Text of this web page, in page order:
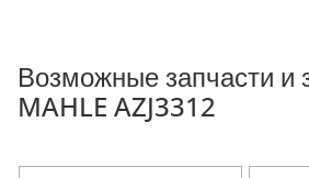
Возможные запчасти и
MAHLE AZJ3312